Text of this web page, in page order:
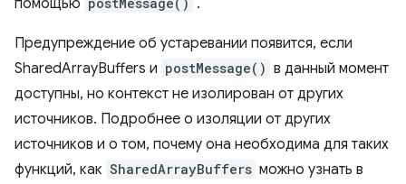
Предупреждение об устаревании появится, если
SharedArrayBuffers и postMessage() в данный момент
доступны, но контекст не изолирован от других
источников. Подробнее о изоляции от других
источников и о том, почему она необходима для таких
функций, как SharedArrayBuffers можно узнать в